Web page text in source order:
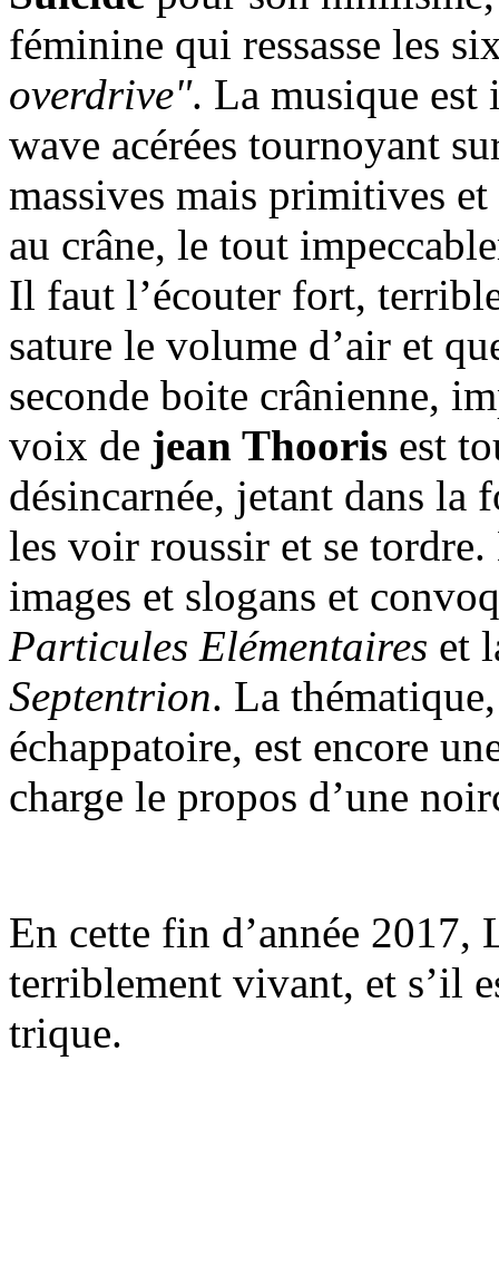
féminine qui ressasse les
overdrive". La musique est
wave acérées tournoyant
massives mais primitives et
au crâne, le tout
Il faut l’écouter fort,
sature le volume d’air et
seconde boite crânienne,
voix de jean Thooris est
désincarnée, jetant dans la
les voir roussir et se
images et slogans et
Particules Elémentaires et
Septentrion. La
échappatoire, est encore
charge le propos d’une
En cette fin d’année 2017,
terriblement vivant, et s’il
trique.